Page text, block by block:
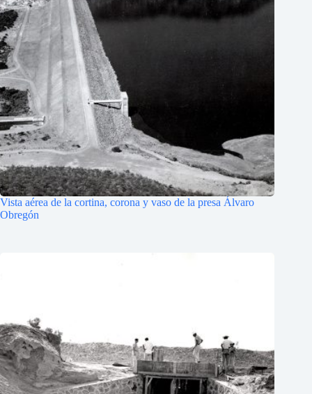
Vista aérea de la cortina, corona y vaso de la presa Álvaro
Obregón